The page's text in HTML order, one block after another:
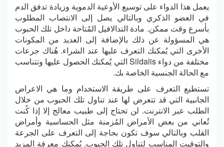
يعمل هذا الدواء على توسيع الأوعية الدموية وزيادة تدفق الدم
في العضو الذكري وبالتالي يصل إلى الانتصاب المطلوب
بأسرع وقت ممكن. مادة التدالافيل المُتاحة داخل تلك الحبوب
هي المسؤولة عن ذلك بالإضافة إلى العديد من المكونات
الأخرى التي يُمكنك التعرف عليها عند الشراء. هُناك جرعات
مختلفة من دواء Sildalis التي يُمكنك الحصول عليها وتتناسب
مع الحالة الجنسية الخاصة بك.
تستطيع التعرف على طريقة الاستخدام وما هي الاعراض
الجانبية التي قد تتعرض لها عند تناول تلك الحبوب من خلال
الطلب عبر الانترنت. لن تحتاج إلى طبيب معالج إلا إذا كُنت
تُعاني من بعض الأمراض المُزمنة مثل الحساسية وأمراض
القلب وبالتالي سوف تكون بحاجة إلى التعرف على الجرعة
والتوقيت المناسب لتناول تلك الحبوب. يُمكنك معرفة المزيد